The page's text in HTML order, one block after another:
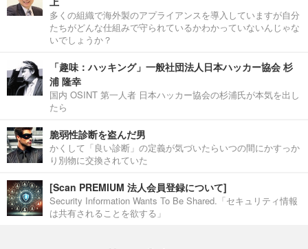
多くの組織で海外製のアプライアンスを導入していますが自分
たちがどんな仕組みで守られているかわかっていないんじゃな
いでしょうか？
「趣味：ハッキング」一般社団法人日本ハッカー協会 杉
浦 隆幸
国内 OSINT 第一人者 日本ハッカー協会の杉浦氏が本気を出し
たら
脆弱性診断を盗んだ男
かくして「良い診断」の定義が気づいたらいつの間にかすっか
り別物に交換されていた
[Scan PREMIUM 法人会員登録について]
Security Information Wants To Be Shared.「セキュリティ情報
は共有されることを欲する」